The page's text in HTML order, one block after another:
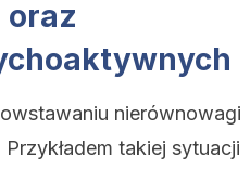
nierównowagi
takiej sytuacji